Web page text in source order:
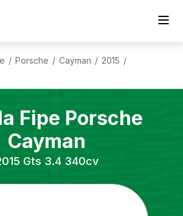
/ Porsche / Cayman / 2015 /
Fipe Porsche
Cayman
Gts 3.4 340cv